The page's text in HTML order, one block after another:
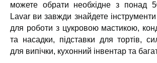
можете обрати необхідне з понад
Lavar ви завжди знайдете
для роботи з цукровою мастикою,
та насадки, підставки для тортів,
для випічки, кухонний інвентар та